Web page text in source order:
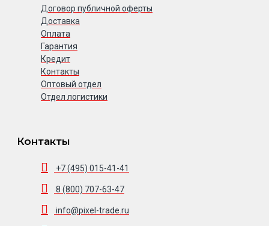
Договор публичной оферты
Доставка
Оплата
Гарантия
Кредит
Контакты
Оптовый отдел
Отдел логистики
Контакты
+7 (495) 015-41-41
8 (800) 707-63-47
info@pixel-trade.ru